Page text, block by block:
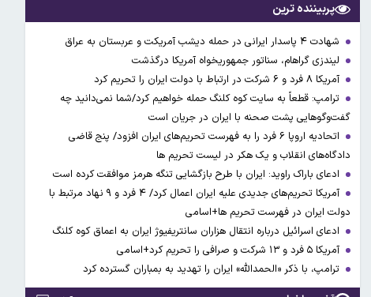
پربیننده ترین
شهادت ۴ پاسدار ایرانی در حمله دیشب آمریکت و عربستان به عراق
لیندزی گراهام، سناتور جمهوریخواه آمریکا درگذشت
آمریکا ۸ فرد و ۶ شرکت در ارتباط با دولت ایران را تحریم کرد
ترامپ: قطعاً به سایت کوه کلنگ حمله خواهیم کرد/شما نمی‌دانید چه
گفت‌وگوهایی پشت صحنه با ایران در جریان است
اتحادیه اروپا ۶ فرد را به فهرست تحریم‌های ایران افزود/ پنج قاضی
دادگاه‌های انقلاب و یک هکر در لیست تحریم ها
ادعای باراک راوید: ایران با طرح بازگشایی تنگه هرمز موافقت کرده است
آمریکا تحریم‌های جدیدی علیه ایران اعمال کرد/ ۴ فرد و ۹ نهاد مرتبط با
دولت ایران در فهرست تحریم ها+اسامی
ادعای اسرائیل درباره انتقال هزاران سانتریفیوژ ایران به اعماق کوه کلنگ
آمریکا ۵ فرد و ۱۳ شرکت و صرافی را تحریم کرد+اسامی
ترامپ، با ذکر «الحمدالله» ایران را تهدید به بمباران گسترده کرد